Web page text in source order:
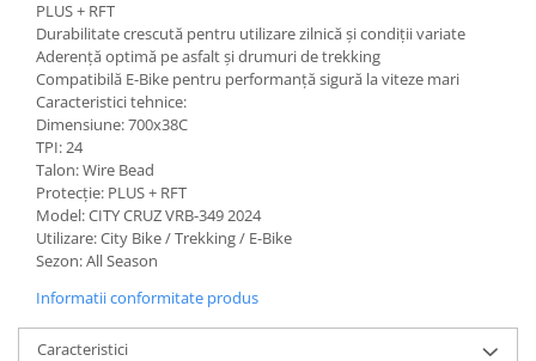
PLUS + RFT
Durabilitate crescută pentru utilizare zilnică și condiții variate
Aderență optimă pe asfalt și drumuri de trekking
Compatibilă E-Bike pentru performanță sigură la viteze mari
Caracteristici tehnice:
Dimensiune: 700x38C
TPI: 24
Talon: Wire Bead
Protecție: PLUS + RFT
Model: CITY CRUZ VRB-349 2024
Utilizare: City Bike / Trekking / E-Bike
Sezon: All Season
Informatii conformitate produs
Caracteristici